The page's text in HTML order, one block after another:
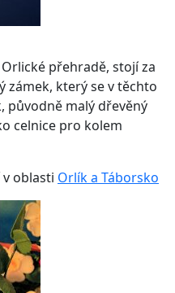
přehradě, stojí za
zámek, který se v těchto
původně malý dřevěný
celnice pro kolem
oblasti Orlík a Táborsko